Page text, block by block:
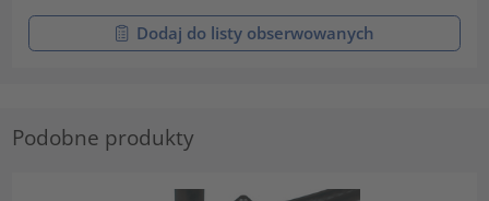
Dodaj do listy obserwowanych
Podobne produkty